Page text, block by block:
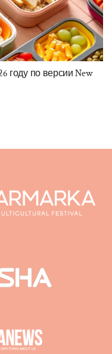
году по версии New